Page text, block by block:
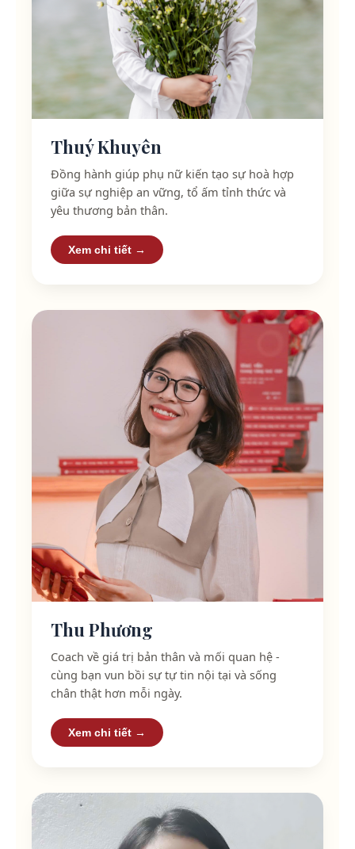
Thuý Khuyên
Đồng hành giúp phụ nữ kiến tạo sự hoà hợp
giữa sự nghiệp an vững, tổ ấm tỉnh thức và
yêu thương bản thân.
Xem chi tiết →
Thu Phương
Coach về giá trị bản thân và mối quan hệ -
cùng bạn vun bồi sự tự tin nội tại và sống
chân thật hơn mỗi ngày.
Xem chi tiết →